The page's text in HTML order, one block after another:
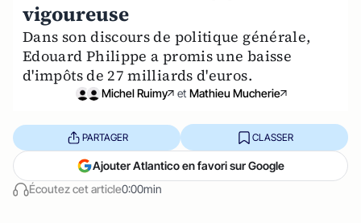
vigoureuse
Dans son discours de politique générale,
Edouard Philippe a promis une baisse
d'impôts de 27 milliards d'euros.
Michel Ruimy et Mathieu Mucherie
Écoutez cet article0:00min
PARTAGER CLASSER
Ajouter Atlantico en favori sur Google